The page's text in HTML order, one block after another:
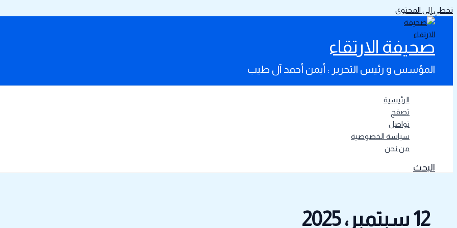
تخطي إلى المحتوى
صحيفة الارتقاء
المؤسس و رئيس التحرير : أيمن أحمد آل طيب
الرئيسية
تصفح
تواصل
سياسة الخصوصية
من نحن
البحث
12 سبتمبر، 2025